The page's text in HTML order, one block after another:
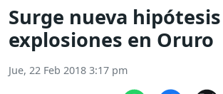
Surge nueva
explosiones en Oruro
Jue, 22 Feb 2018 3:17 pm